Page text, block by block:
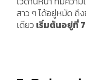
สาว ๆ ได้อยู่หมัด ถึ
เดียว เริ่มต้นอยู่ที่